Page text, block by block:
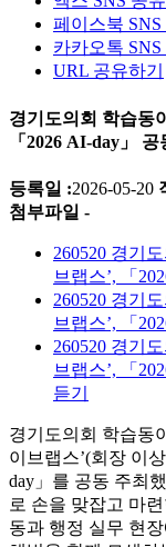
페이스북 SNS
카카오톡 SNS
URL 공유하기
경기도의회 학습동
「2026 AI-day」 공
등록일 :2026-05-20
첨부파일 -
260520 경기
브랩스’, 「
260520 경기
브랩스’, 「
260520 경기
브랩스’, 「
듣기
경기도의회 학습동
이브랩스’(회장 이
day」를 공동 주최
로 손을 맞잡고 마
동과 행정 실무 현